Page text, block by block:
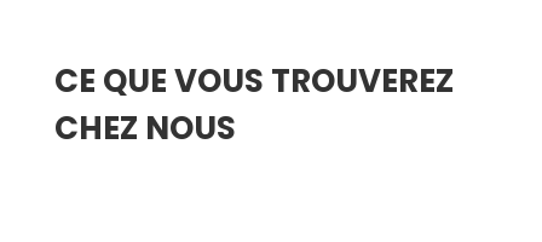
CE QUE VOUS TROUVEREZ
CHEZ NOUS